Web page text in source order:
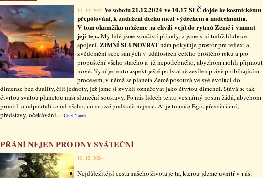
12. 12. 2024 Ve sobotu 21.12.2024 ve 10.17 SEČ dojde ke kosmickému
přepólování, k zadržení dechu mezi výdechem a nadechnutím.
V tom okamžiku můžeme na chvíli vejít do rytmů Země i vnímat
její tep..My lidé jsme součástí přírody, a jsme s ní tudíž hluboce
spojeni.ZIMNÍ SLUNOVRATnám pokytuje prostor pro reflexi a
zvědomění sebe samých v událostech celého prošlého roku a pro
propuštění všeho starého a již nepotřebného, abychom mohli přijmout
nové. Nyní je tento aspekt ještě podstatně zesílen právě probíhajícím
procesem, v němž se planeta Země posouvá ve své evoluci do
dimenze bez duality, čili jednoty, jež jsme si zvykli označovat jako čtvrtou dimenzi. Stává se tak
čtvrtou svatou planetou naší sluneční soustavy. Po nás lidech tento vesmírný posun žádá, abychom
procitli a odpoutali se od všeho, co ve své podstatě nejsme. At je to naše Ego, přesvědčení,
představy, očekávání… Celý článek
PŘÁNÍ NEJEN PRO DNY SVÁTEČNÍ
10. 12. 2024
Nejdůležitější cesta našeho života je ta, kterou jdeme uvnitř v nás.